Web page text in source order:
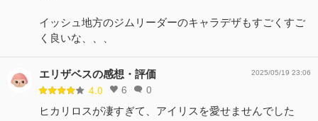
イッシュ地方のジムリーダーのキャラデザもすごくすご
く良いな、、、
エリザベスの感想・評価
4.0 6 0
2025/05/19 23:06
ヒカリロスが凄すぎて、アイリスを愛せませんでした